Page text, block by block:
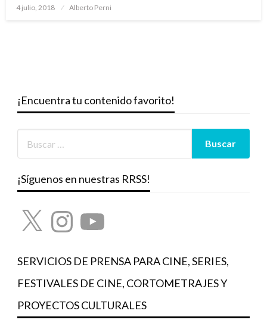
Publicado
4 julio, 2018 Alberto Perni
¡Encuentra tu contenido favorito!
¡Síguenos en nuestras RRSS!
X InstagramYouTube
SERVICIOS DE PRENSA PARA CINE, SERIES,
FESTIVALES DE CINE, CORTOMETRAJES Y
PROYECTOS CULTURALES